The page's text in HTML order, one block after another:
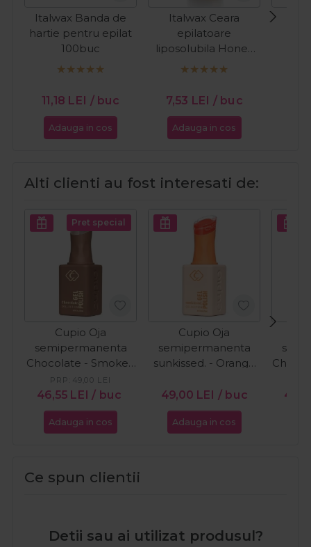
Italwax Banda de
hartie pentru epilat
100buc
11,18 LEI / buc
Adauga in cos
Italwax Ceara
epilatoare
liposolubila Honey
100ml
7,53 LEI / buc
Adauga in cos
Alti clienti au fost interesati de:
Pret special
Cupio Oja
semipermanenta
Chocolate - Smoked
Cacao 15ml
46,55 LEI / buc
PRP: 49,00 LEI
Adauga in cos
Cupio Oja
semipermanenta
sunkissed. - Orange
49,00 LEI / buc
Adauga in cos
Ce spun clientii
Detii sau ai utilizat produsul?